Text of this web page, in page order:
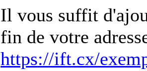
Il vous suffit
fin de votre
https://ift.cx/